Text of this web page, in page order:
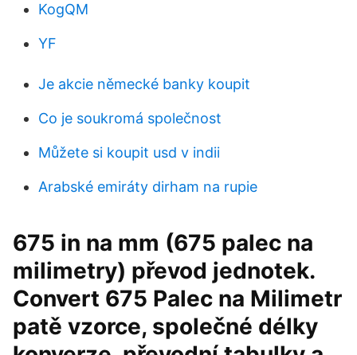
KogQM
YF
Je akcie německé banky koupit
Co je soukromá společnost
Můžete si koupit usd v indii
Arabské emiráty dirham na rupie
675 in na mm (675 palec na
milimetry) převod jednotek.
Convert 675 Palec na Milimetr
patě vzorce, společné délky